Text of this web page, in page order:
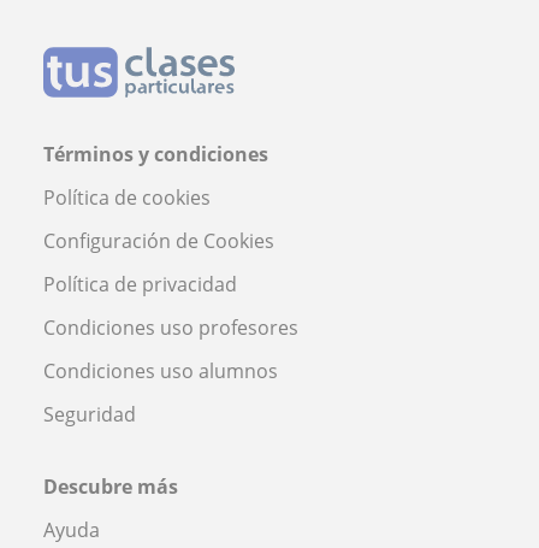
Términos y condiciones
Política de cookies
Configuración de Cookies
Política de privacidad
Condiciones uso profesores
Condiciones uso alumnos
Seguridad
Descubre más
Ayuda